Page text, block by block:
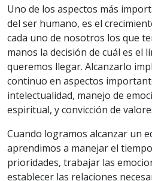
Uno de los aspectos más
del ser humano, es el
cada uno de nosotros los que
manos la decisión de cuál es el
queremos llegar. Alcanzarlo
continuo en aspectos
intelectualidad, manejo de
espiritual, y convicción de
Cuando logramos alcanzar un
aprendimos a manejar el
prioridades, trabajar las
establecer las relaciones